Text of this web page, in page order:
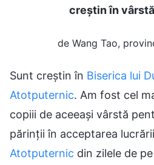
creștin în
de Wang Tao,
Sunt creștin în Biserica lui
Atotputernic. Am fost cel
copiii de aceeași vârstă
părinții în acceptarea
Atotputernic din zilele de